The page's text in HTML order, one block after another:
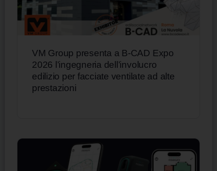
VM Group presenta a B-CAD Expo
2026 l’ingegneria dell’involucro
edilizio per facciate ventilate ad alte
prestazioni